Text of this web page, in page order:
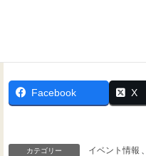
Facebook X
カテゴリー イベント情報